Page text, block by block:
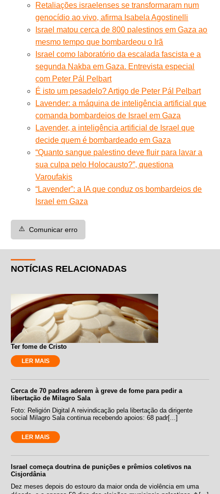
Retaliações israelenses se transformaram num
genocídio ao vivo, afirma Isabela Agostinelli
Israel matou cerca de 800 palestinos em Gaza ao
mesmo tempo que bombardeou o Irã
Israel como laboratório da escalada fascista e a
segunda Nakba em Gaza. Entrevista especial
com Peter Pál Pelbart
É isto um pesadelo? Artigo de Peter Pál Pelbart
Lavender: a máquina de inteligência artificial que
comanda bombardeios de Israel em Gaza
Lavender, a inteligência artificial de Israel que
decide quem é bombardeado em Gaza
“Quanto sangue palestino deve fluir para lavar a
sua culpa pelo Holocausto?”, questiona
Varoufakis
“Lavender”: a IA que conduz os bombardeios de
Israel em Gaza
⚠️ Comunicar erro
NOTÍCIAS RELACIONADAS
Ter fome de Cristo
LER MAIS
Cerca de 70 padres aderem à greve de fome para pedir a
libertação de Milagro Sala
Foto: Religión Digital A reivindicação pela libertação da dirigente
social Milagro Sala continua recebendo apoios: 68 padr[...]
LER MAIS
Israel começa doutrina de punições e prêmios coletivos na
Cisjordânia
Dez meses depois do estouro da maior onda de violência em uma